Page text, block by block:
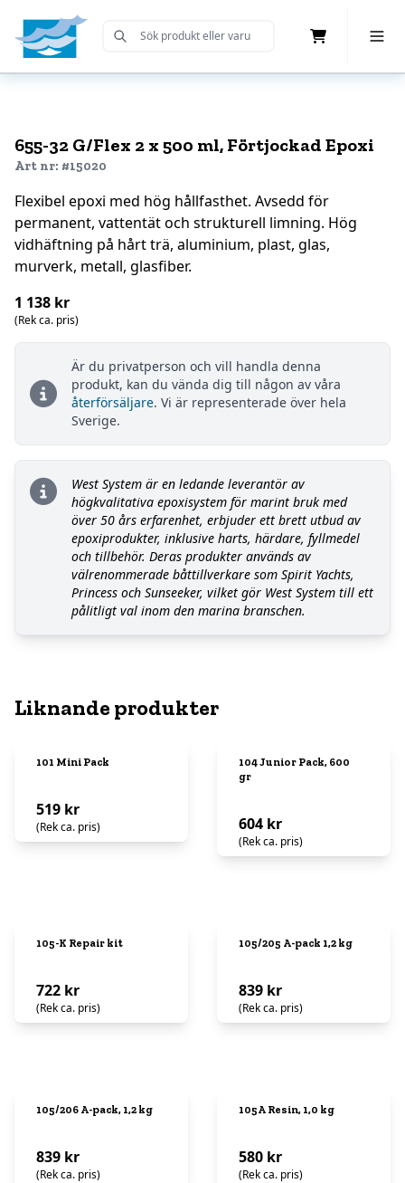
Home Submit Search
655-32 G/Flex 2 x 500 ml, Förtjockad Epoxi
Art nr: #15020
Flexibel epoxi med hög hållfasthet. Avsedd för
permanent, vattentät och strukturell limning. Hög
vidhäftning på hårt trä, aluminium, plast, glas,
murverk, metall, glasfiber.
1 138 kr
(Rek ca. pris)
Är du privatperson och vill handla denna
produkt, kan du vända dig till någon av våra
återförsäljare. Vi är representerade över hela
Sverige.
West System är en ledande leverantör av
högkvalitativa epoxisystem för marint bruk med
över 50 års erfarenhet, erbjuder ett brett utbud av
epoxiprodukter, inklusive harts, härdare, fyllmedel
och tillbehör. Deras produkter används av
välrenommerade båttillverkare som Spirit Yachts,
Princess och Sunseeker, vilket gör West System till ett
pålitligt val inom den marina branschen.
Liknande produkter
101 Mini Pack
519 kr
(Rek ca. pris)
104 Junior Pack, 600
gr
604 kr
(Rek ca. pris)
105-K Repair kit
722 kr
(Rek ca. pris)
105/205 A-pack 1,2 kg
839 kr
(Rek ca. pris)
105/206 A-pack, 1,2 kg
839 kr
(Rek ca. pris)
105A Resin, 1,0 kg
580 kr
(Rek ca. pris)